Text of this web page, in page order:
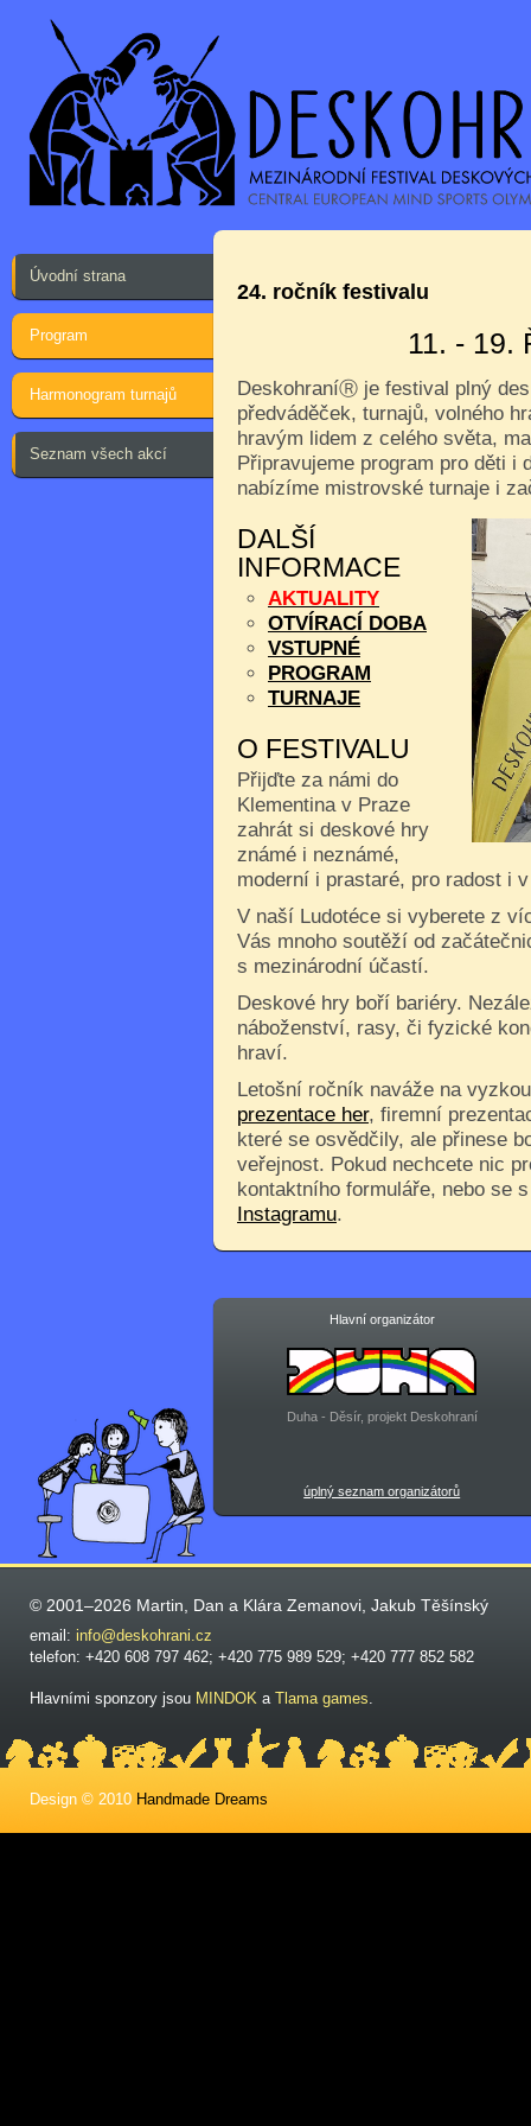
Úvodní strana
Program
Harmonogram turnajů
Seznam všech akcí
24. ročník festivalu
11. - 19.
DeskohraníⓇ je festival plný
předváděček, turnajů, volného
hravým lidem z celého světa,
Připravujeme program pro děti i
nabízíme mistrovské turnaje i
DALŠÍ
INFORMACE
AKTUALITY
OTVÍRACÍ DOBA
VSTUPNÉ
PROGRAM
TURNAJE
O FESTIVALU
Přijďte za námi do
Klementina v Praze
zahrát si deskové hry
známé i neznámé,
moderní i prastaré, pro radost i
V naší Ludotéce si vyberete z
Vás mnoho soutěží od
s mezinárodní účastí.
Deskové hry boří bariéry.
náboženství, rasy, či fyzické
hraví.
Letošní ročník naváže na
prezentace her, firemní
které se osvědčily, ale přinese
veřejnost. Pokud nechcete nic
kontaktního formuláře, nebo se
Instagramu.
Hlavní organizátor
Duha - Děsír, projekt Deskohraní
úplný seznam organizátorů
© 2001–2026 Martin, Dan a Klára Zemanovi, Jakub Těšínský
email: info@deskohrani.cz
telefon: +420 608 797 462; +420 775 989 529; +420 777 852 582
Hlavními sponzory jsou MINDOK a Tlama games.
Design © 2010 Handmade Dreams